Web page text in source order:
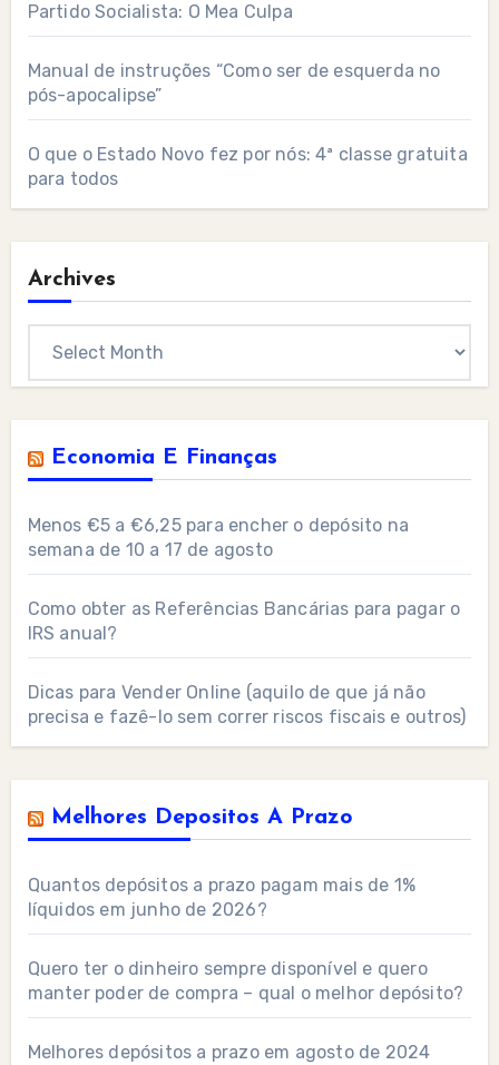
Partido Socialista: O Mea Culpa
Manual de instruções “Como ser de esquerda no
pós-apocalipse”
O que o Estado Novo fez por nós: 4ª classe gratuita
para todos
Archives
Economia E Finanças
Menos €5 a €6,25 para encher o depósito na
semana de 10 a 17 de agosto
Como obter as Referências Bancárias para pagar o
IRS anual?
Dicas para Vender Online (aquilo de que já não
precisa e fazê-lo sem correr riscos fiscais e outros)
Melhores Depositos A Prazo
Quantos depósitos a prazo pagam mais de 1%
líquidos em junho de 2026?
Quero ter o dinheiro sempre disponível e quero
manter poder de compra – qual o melhor depósito?
Melhores depósitos a prazo em agosto de 2024